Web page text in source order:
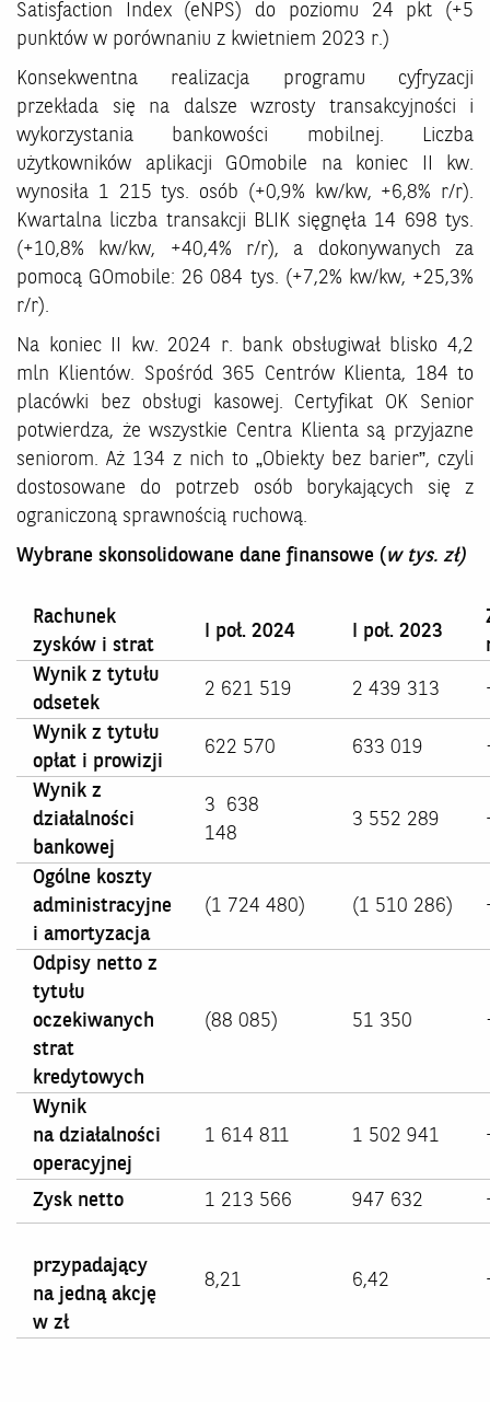
Satisfaction Index (eNPS) do poziomu 24 pkt (+5
punktów w porównaniu z kwietniem 2023 r.)
Konsekwentna realizacja programu cyfryzacji
przekłada się na dalsze wzrosty transakcyjności i
wykorzystania bankowości mobilnej. Liczba
użytkowników aplikacji GOmobile na koniec II kw.
wynosiła 1 215 tys. osób (+0,9% kw/kw, +6,8% r/r).
Kwartalna liczba transakcji BLIK sięgnęła 14 698 tys.
(+10,8% kw/kw, +40,4% r/r), a dokonywanych za
pomocą GOmobile: 26 084 tys. (+7,2% kw/kw, +25,3%
r/r).
Na koniec II kw. 2024 r. bank obsługiwał blisko 4,2
mln Klientów. Spośród 365 Centrów Klienta, 184 to
placówki bez obsługi kasowej. Certyfikat OK Senior
potwierdza, że wszystkie Centra Klienta są przyjazne
seniorom. Aż 134 z nich to „Obiekty bez barier”, czyli
dostosowane do potrzeb osób borykających się z
ograniczoną sprawnością ruchową.
Wybrane skonsolidowane dane finansowe ( w tys. zł)
Rachunek
zysków i strat
I poł. 2024 I poł. 2023
Wynik z tytułu
odsetek
2 621 519 2 439 313
Wynik z tytułu
opłat i prowizji
622 570 633 019
Wynik z
działalności
bankowej
3 638
148
3 552 289
Ogólne koszty
administracyjne
i amortyzacja
(1 724 480) (1 510 286)
Odpisy netto z
tytułu
oczekiwanych
strat
kredytowych
(88 085) 51 350
Wynik
na działalności
operacyjnej
1 614 811 1 502 941
Zysk netto 1 213 566 947 632
przypadający
na jedną akcję
w zł
8,21 6,42